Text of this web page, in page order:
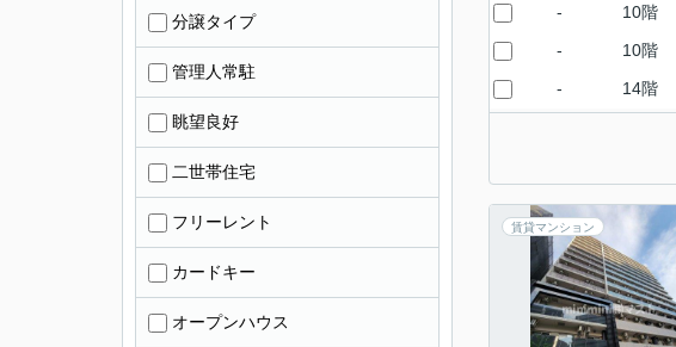
- 10階
- 10階
- 14階
賃貸マンション
分譲タイプ
管理人常駐
眺望良好
二世帯住宅
フリーレント
カードキー
オープンハウス